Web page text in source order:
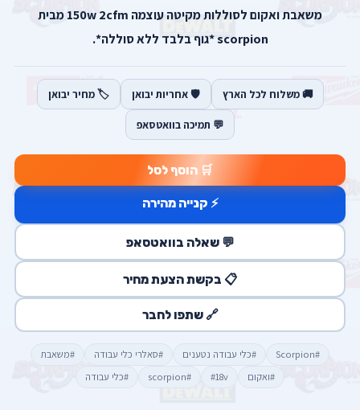
משאבת ואקום לסוללות מקיטה עוצמה 150w 2cfm מבית
scorpion *גוף בלבד ללא סוללה*.
🚚 משלוח לכל הארץ 🛡️ אחריות יבואן 🏷️ מחיר יבואן
💬 תמיכה בוואטסאפ
🛒 הוסף לסל
⚡ קנייה מהירה
💬 שאלה בוואטסאפ
📋 בקשת הצעת מחיר
🔗 שתפו לחבר
#Scorpion #כלי עבודה נטענים #סאלרי כלי עבודה
#משאבת
#ואקום
#18v
#scorpion #כלי עבודה